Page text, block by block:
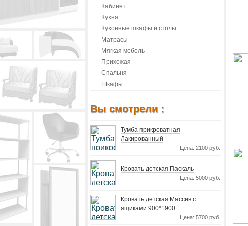
Кабинет
Кухня
Кухонные шкафы и столы
Матрасы
Мягкая мебель
Прихожая
Спальня
Шкафы
Вы смотрели :
Тумба прикроватная
Лакированный
Цена: 2100 руб.
Кровать детская Паскаль
Цена: 5000 руб.
Кровать детская Массив с
ящиками 900*1900
Цена: 5700 руб.